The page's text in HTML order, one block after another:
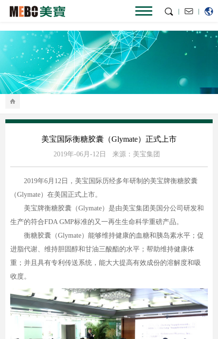
|
|
美宝国际衡糖胶囊（Glymate）正式上市
2019年-06月-12日 来源：美宝集团
2019年6月12日，美宝国际历经多年研制的美宝牌衡糖胶囊
（Glymate）在美国正式上市。
美宝牌衡糖胶囊（Glymate）是由美宝集团美国分公司研发和
生产的符合FDA GMP标准的又一再生生命科学重磅产品。
衡糖胶囊（Glymate）能够维持健康的血糖和胰岛素水平；促
进脂代谢、维持胆固醇和甘油三酸酯的水平；帮助维持健康体
重；并且具有专利传送系统，能大大提高有效成份的溶解度和吸
收度。